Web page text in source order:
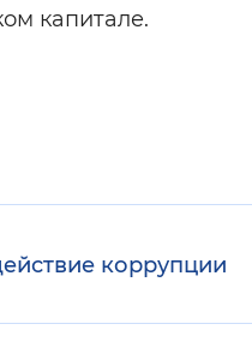
капитале.
коррупции